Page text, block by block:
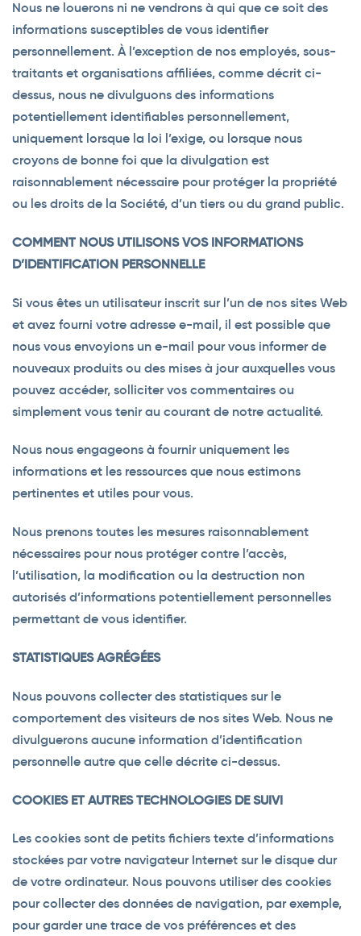
Nous ne louerons ni ne vendrons à qui que ce soit des
informations susceptibles de vous identifier
personnellement. À l’exception de nos employés, sous-
traitants et organisations affiliées, comme décrit ci-
dessus, nous ne divulguons des informations
potentiellement identifiables personnellement,
uniquement lorsque la loi l’exige, ou lorsque nous
croyons de bonne foi que la divulgation est
raisonnablement nécessaire pour protéger la propriété
ou les droits de la Société, d’un tiers ou du grand public.
COMMENT NOUS UTILISONS VOS INFORMATIONS
D’IDENTIFICATION PERSONNELLE
Si vous êtes un utilisateur inscrit sur l’un de nos sites Web
et avez fourni votre adresse e-mail, il est possible que
nous vous envoyions un e-mail pour vous informer de
nouveaux produits ou des mises à jour auxquelles vous
pouvez accéder, solliciter vos commentaires ou
simplement vous tenir au courant de notre actualité.
Nous nous engageons à fournir uniquement les
informations et les ressources que nous estimons
pertinentes et utiles pour vous.
Nous prenons toutes les mesures raisonnablement
nécessaires pour nous protéger contre l’accès,
l’utilisation, la modification ou la destruction non
autorisés d’informations potentiellement personnelles
permettant de vous identifier.
STATISTIQUES AGRÉGÉES
Nous pouvons collecter des statistiques sur le
comportement des visiteurs de nos sites Web. Nous ne
divulguerons aucune information d’identification
personnelle autre que celle décrite ci-dessus.
COOKIES ET AUTRES TECHNOLOGIES DE SUIVI
Les cookies sont de petits fichiers texte d’informations
stockées par votre navigateur Internet sur le disque dur
de votre ordinateur. Nous pouvons utiliser des cookies
pour collecter des données de navigation, par exemple,
pour garder une trace de vos préférences et des